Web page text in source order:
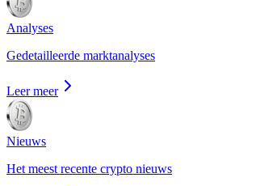
Analyses
Gedetailleerde marktanalyses
Leer meer
Nieuws
Het meest recente crypto nieuws